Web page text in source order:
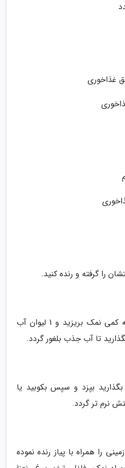
را گرفته و رنده کنید.
بلغور را داخل ظرفی ریخته کمی نمک بریزید و 1 لیوان آب
تا آب جذب بلغور گردد.
بگذارید بپزد و سپس بکوبید یا
نرم تر گردد.
را همراه با پیاز رنده نموده